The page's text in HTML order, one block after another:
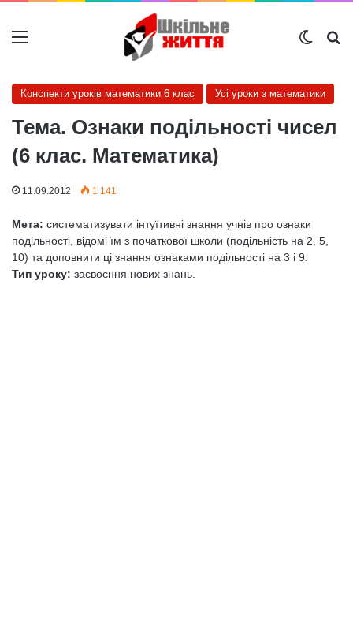
Меню
Конспекти уроків математики 6 клас Усі уроки з математики
Тема. Ознаки подільності чисел
(6 клас. Математика)
11.09.2012 1 141
Мета: систематизувати інтуїтивні знання учнів про ознаки
поділь­ності, відомі їм з початкової школи (подільність на 2, 5,
10) та доповни­ти ці знання ознаками подільності на 3 і 9.
Тип уроку: засвоєння нових знань.